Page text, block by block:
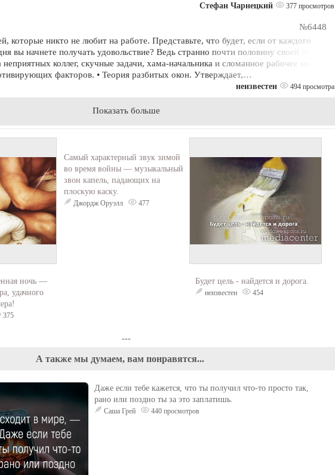
Стефан Чарнецкий 377 просмотров
№6448
которые никто не любит на работе. Представьте, что будет, если от каждого
вы начнете получать удовольствие? Ведь странно почти половину своей жизни
неприятных коллег, скучные задачи, хама-начальника и сломанное рабочее место.
факторов. • Теория разбитых окон. Утверждает,…
неизвестен 494 просмотра
Показать больше
нoчь —
удачнoго
375
Самый характерный звук зимой
во время войны — музыкальный
звон капель, падающих на
плоскую каску.
Джордж Оруэлл 477
Будет цель - найдется и дорога.
неизвестен 454
---
А также мы думаем, вам понравятся...
Даже если тебе кажется, что ты получил что-то просто так,
рано или поздно ты за это заплатишь.
Саша Грей 440 просмотров